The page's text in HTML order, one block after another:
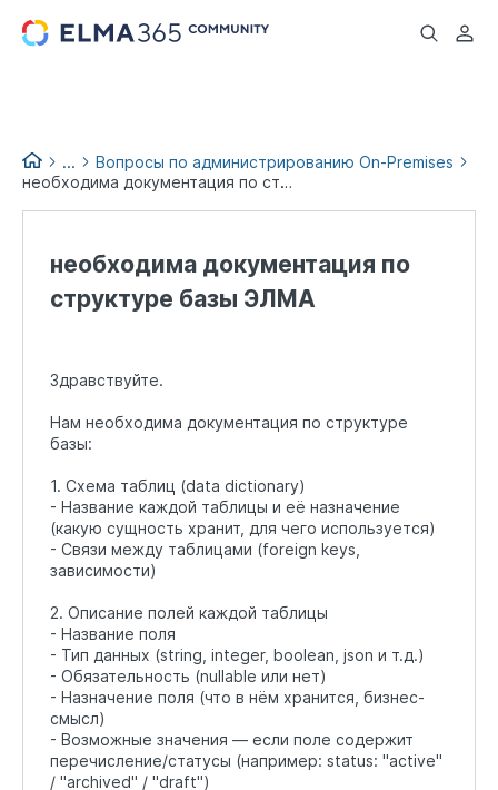
...
...
Вопросы по администрированию On-Premises
необходима документация по структуре базы ЭЛМА
необходима документация по
структуре базы ЭЛМА
Здравствуйте.
Нам необходима документация по структуре
базы:
1. Схема таблиц (data dictionary)
- Название каждой таблицы и её назначение
(какую сущность хранит, для чего используется)
- Связи между таблицами (foreign keys,
зависимости)
2. Описание полей каждой таблицы
- Название поля
- Тип данных (string, integer, boolean, json и т.д.)
- Обязательность (nullable или нет)
- Назначение поля (что в нём хранится, бизнес-
смысл)
- Возможные значения — если поле содержит
перечисление/статусы (например: status: "active"
/ "archived" / "draft")